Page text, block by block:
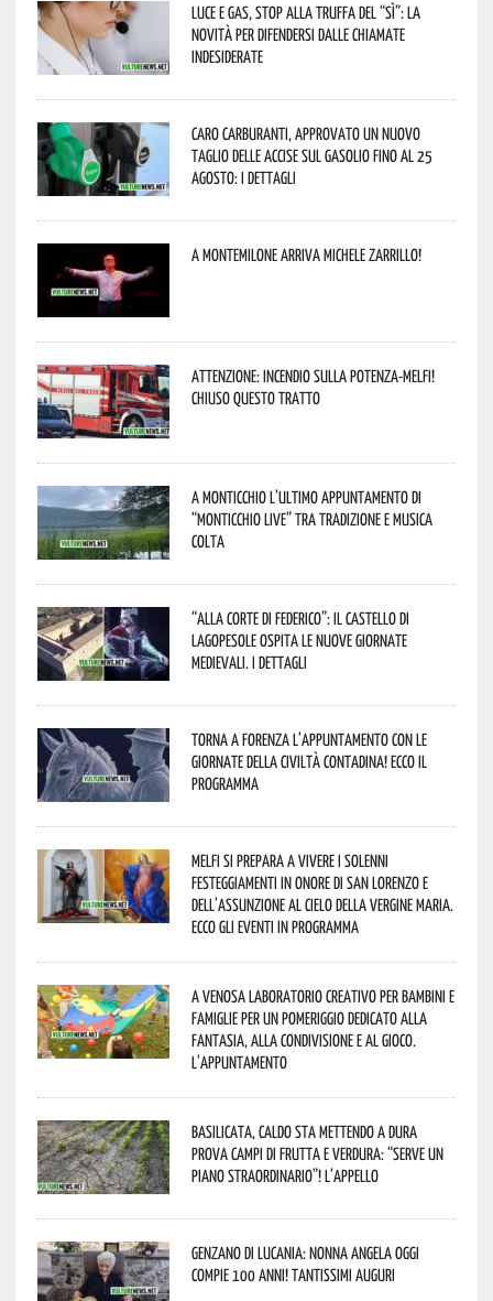
Luce e gas, stop alla truffa del “Sì”: la
novità per difendersi dalle chiamate
indesiderate
Caro carburanti, approvato un nuovo
taglio delle accise sul gasolio fino al 25
agosto: i dettagli
A Montemilone arriva Michele Zarrillo!
Attenzione: incendio sulla Potenza-Melfi!
Chiuso questo tratto
A Monticchio l’ultimo appuntamento di
“Monticchio Live” tra tradizione e musica
colta
“Alla corte di Federico”: il Castello di
Lagopesole ospita le nuove Giornate
Medievali. I dettagli
Torna a Forenza l’appuntamento con le
Giornate della Civiltà Contadina! Ecco il
programma
Melfi si prepara a vivere i solenni
festeggiamenti in onore di San Lorenzo e
dell’assunzione al cielo della Vergine Maria.
Ecco gli eventi in programma
A Venosa laboratorio creativo per bambini e
famiglie per un pomeriggio dedicato alla
fantasia, alla condivisione e al gioco.
L’appuntamento
Basilicata, caldo sta mettendo a dura
prova campi di frutta e verdura: “Serve un
piano straordinario”! L’appello
Genzano di Lucania: nonna Angela oggi
compie 100 anni! Tantissimi auguri